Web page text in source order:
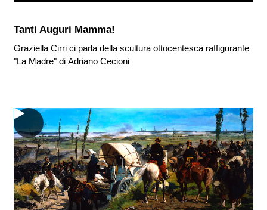
Tanti Auguri Mamma!
Graziella Cirri ci parla della scultura ottocentesca raffigurante
"La Madre" di Adriano Cecioni